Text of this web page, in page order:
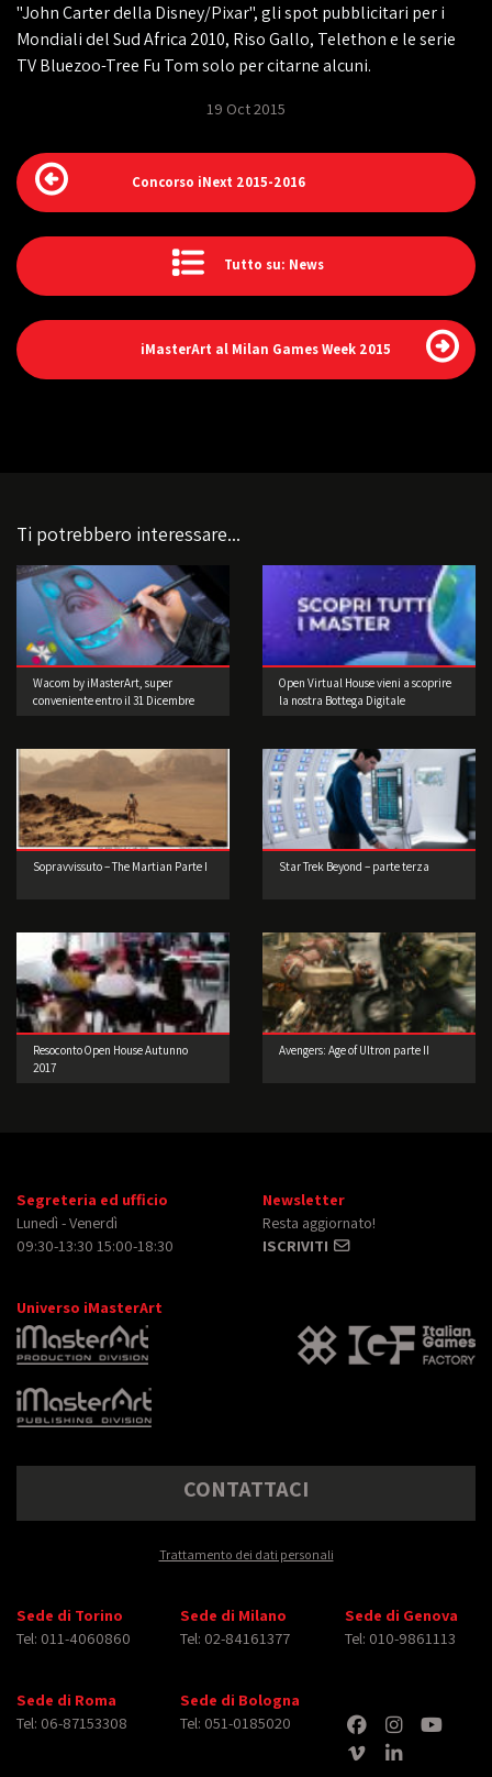
"John Carter della Disney/Pixar", gli spot pubblicitari per i
Mondiali del Sud Africa 2010, Riso Gallo, Telethon e le serie
TV Bluezoo-Tree Fu Tom solo per citarne alcuni.
19 Oct 2015
Concorso iNext 2015-2016
Tutto su: News
iMasterArt al Milan Games Week 2015
Ti potrebbero interessare...
Wacom by iMasterArt, super
conveniente entro il 31 Dicembre
Open Virtual House vieni a scoprire
la nostra Bottega Digitale
Sopravvissuto – The Martian Parte I Star Trek Beyond – parte terza
Resoconto Open House Autunno
2017
Avengers: Age of Ultron parte II
Segreteria ed ufficio
Lunedì - Venerdì
09:30-13:30 15:00-18:30
Newsletter
Resta aggiornato!
ISCRIVITI
Universo iMasterArt
CONTATTACI
Trattamento dei dati personali
Sede di Torino
Tel: 011-4060860
Sede di Milano
Tel: 02-84161377
Sede di Genova
Tel: 010-9861113
Sede di Roma
Tel: 06-87153308
Sede di Bologna
Tel: 051-0185020